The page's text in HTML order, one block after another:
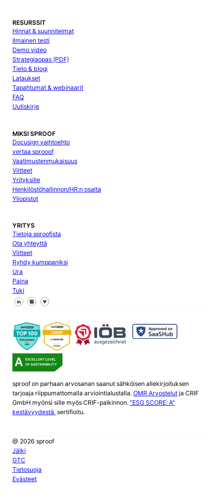
RESURSSIT
Hinnat & suunnitelmat
Ilmainen testi
Demo video
Strategiaopas (PDF)
Tieto & blogi
Lataukset
Tapahtumat & webinaarit
FAQ
Uutiskirje
MIKSI SPROOF
Docusign vaihtoehto
vertaa sprooof
Vaatimustenmukaisuus
Viitteet
Yrityksille
Henkilöstöhallinnon/HR:n osalta
Yliopistot
YRITYS
Tietoja sproofista
Ota yhteyttä
Viitteet
Ryhdy kumppaniksi
Ura
Paina
Tuki
Seuraa meitä Facebookissa
Seuraa meitä X
Seuraa meitä LinkedInissä
sproof on parhaan arvosanan saanut sähköisen allekirjoituksen
tarjoaja riippumattomalla arviointialustalla. OMR Arvostelutja CRIF
GmbH myönsi sille myös CRIF-palkinnon. "ESG SCORE: A"
kestävyydestä.sertifioitu.
@ 2026 sproof
Jälki
GTC
Tietosuoja
Evästeet